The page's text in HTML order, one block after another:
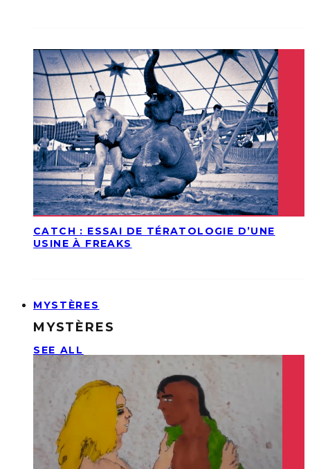
CATCH : ESSAI DE TÉRATOLOGIE D’UNE
USINE À FREAKS
MYSTÈRES
MYSTÈRES
SEE ALL